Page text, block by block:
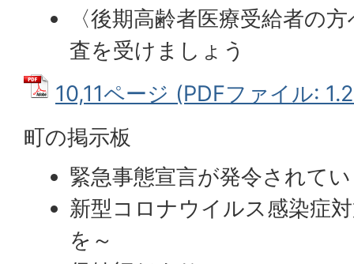
〈後期高齢者医療受給者の
査を受けましょう
10,11ページ (PDFファイル:
町の掲示板
緊急事態宣言が発令されて
新型コロナウイルス感染症
を～